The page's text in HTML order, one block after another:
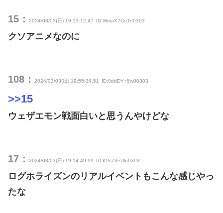
15： 2024/03/03(日) 19:13:12.47 ID:WmaX7CuTd0303
クソアニメなのに
108： 2024/03/03(日) 19:55:34.51 ID:0ddDY+5w00303
>>15
ウェザエモン戦面白いと思うんやけどな
17： 2024/03/03(日) 19:14:49.99 ID:K9sZ3eUkr0303
ログホライズンのリアルイベントもこんな感じやっ
たな